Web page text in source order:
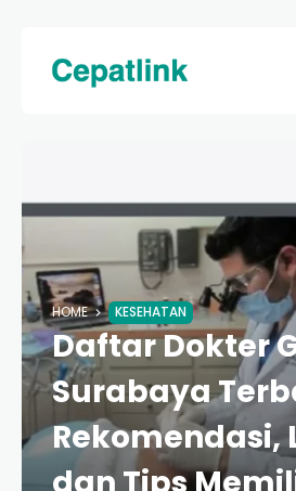
HOME KESEHATAN
Daftar Dokter
Surabaya
Rekomendasi,